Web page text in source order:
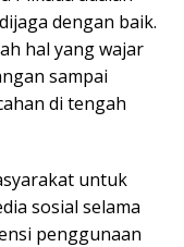
dengan baik.
hal yang wajar
sampai
di tengah
untuk
sosial selama
penggunaan